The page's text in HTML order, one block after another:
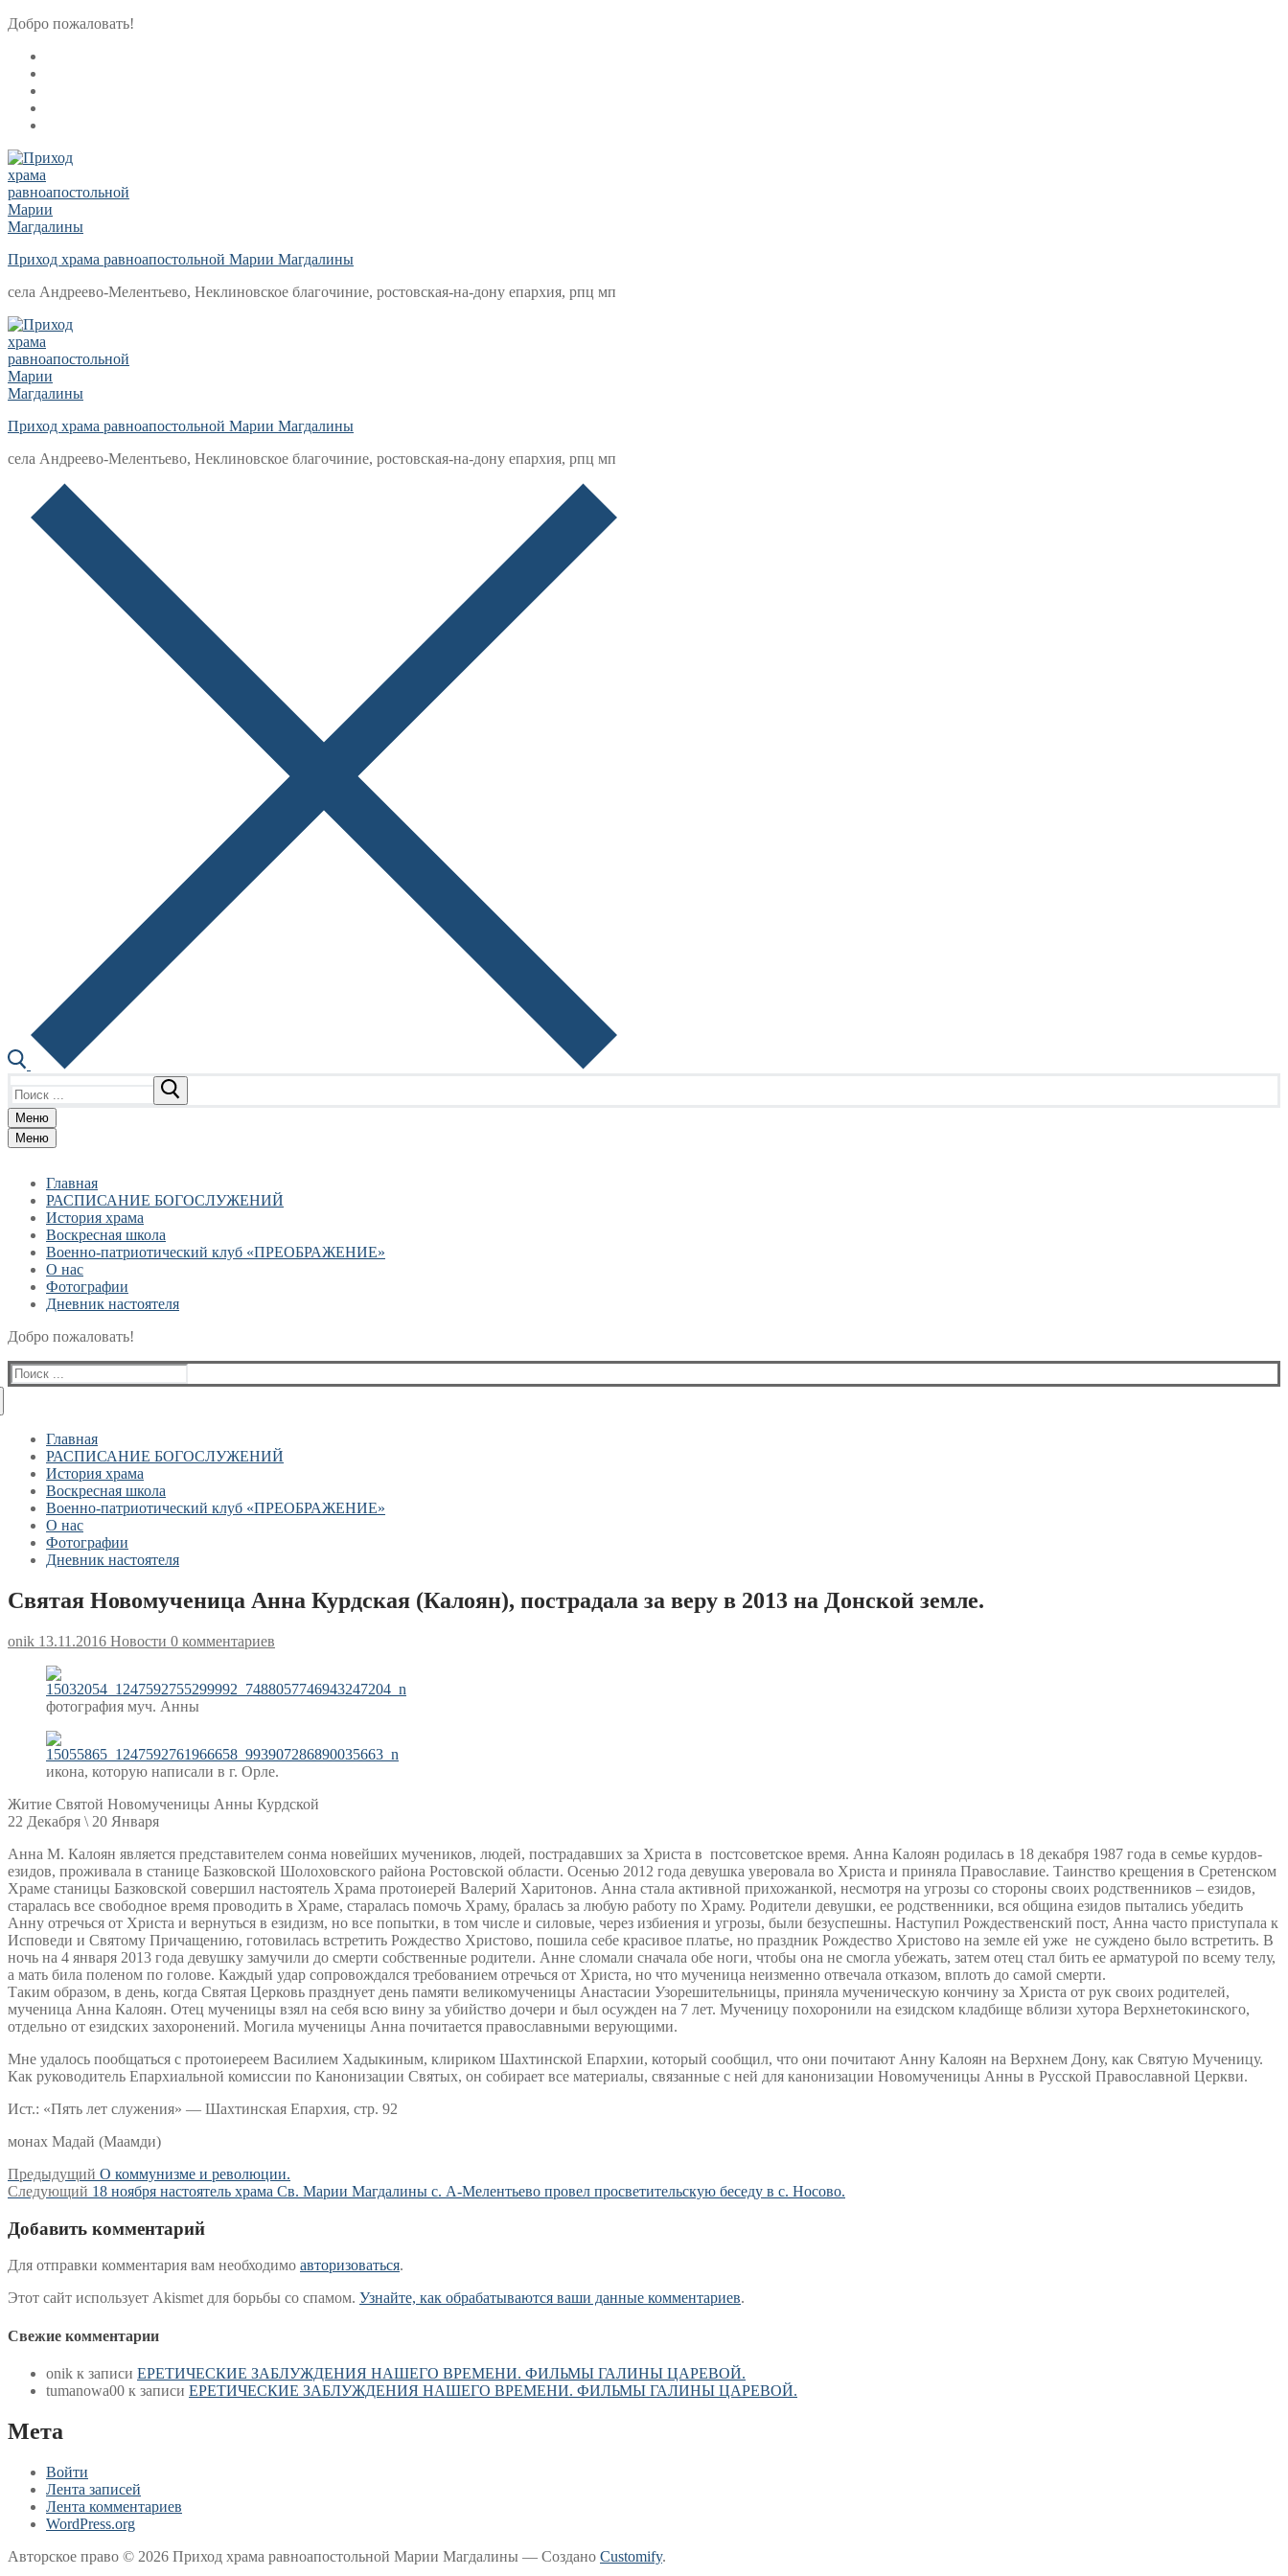
Перейти
содержимому
Меню
Закрыть
Добро пожаловать!
Приход храма равноапостольной Марии Магдалины
села Андреево-Мелентьево, Неклиновское благочиние, ростовская-на-дону епархия, рпц мп
Приход храма равноапостольной Марии Магдалины
села Андреево-Мелентьево, Неклиновское благочиние, ростовская-на-дону епархия, рпц мп
Меню
Меню
Главная
РАСПИСАНИЕ БОГОСЛУЖЕНИЙ
История храма
Воскресная школа
Военно-патриотический клуб «ПРЕОБРАЖЕНИЕ»
О нас
Фотографии
Дневник настоятеля
Добро пожаловать!
Найти:
Главная
РАСПИСАНИЕ БОГОСЛУЖЕНИЙ
История храма
Воскресная школа
Военно-патриотический клуб «ПРЕОБРАЖЕНИЕ»
О нас
Фотографии
Дневник настоятеля
Святая Новомученица Анна Курдская (Калоян), пострадала за веру в 2013 на Донской земле.
onik 13.11.2016 Новости 0 комментариев
фотография муч. Анны
икона, которую написали в г. Орле.
Житие Святой Новомученицы Анны Курдской
22 Декабря \ 20 Января
Анна М. Калоян является представителем сонма новейших мучеников, людей, пострадавших за Христа в постсоветское время. Анна Калоян родилась в 18 декабря 1987 года в семье курдов-
езидов, проживала в станице Базковской Шолоховского района Ростовской области. Осенью 2012 года девушка уверовала во Христа и приняла Православие. Таинство крещения в Сретенском
Храме станицы Базковской совершил настоятель Храма протоиерей Валерий Харитонов. Анна стала активной прихожанкой, несмотря на угрозы со стороны своих родственников – езидов,
старалась все свободное время проводить в Храме, старалась помочь Храму, бралась за любую работу по Храму. Родители девушки, ее родственники, вся община езидов пытались убедить
Анну отречься от Христа и вернуться в езидизм, но все попытки, в том числе и силовые, через избиения и угрозы, были безуспешны. Наступил Рождественский пост, Анна часто приступала к
Исповеди и Святому Причащению, готовилась встретить Рождество Христово, пошила себе красивое платье, но праздник Рождество Христово на земле ей уже не суждено было встретить. В
ночь на 4 января 2013 года девушку замучили до смерти собственные родители. Анне сломали сначала обе ноги, чтобы она не смогла убежать, затем отец стал бить ее арматурой по всему телу,
а мать била поленом по голове. Каждый удар сопровождался требованием отречься от Христа, но что мученица неизменно отвечала отказом, вплоть до самой смерти.
Таким образом, в день, когда Святая Церковь празднует день памяти великомученицы Анастасии Узорешительницы, приняла мученическую кончину за Христа от рук своих родителей,
мученица Анна Калоян. Отец мученицы взял на себя всю вину за убийство дочери и был осужден на 7 лет. Мученицу похоронили на езидском кладбище вблизи хутора Верхнетокинского,
отдельно от езидских захоронений. Могила мученицы Анна почитается православными верующими.
Мне удалось пообщаться с протоиереем Василием Хадыкиным, клириком Шахтинской Епархии, который сообщил, что они почитают Анну Калоян на Верхнем Дону, как Святую Мученицу.
Как руководитель Епархиальной комиссии по Канонизации Святых, он собирает все материалы, связанные с ней для канонизации Новомученицы Анны в Русской Православной Церкви.
Ист.: «Пять лет служения» — Шахтинская Епархия, стр. 92
монах Мадай (Маамди)
Навигация
по
записям
Предыдущий Предыдущая
запись:
О коммунизме и революции.
Следующий Следующая
18 ноября настоятель храма Св. Марии Магдалины с. А-Мелентьево провел просветительскую беседу в с. Носово.
Добавить комментарий
Для отправки комментария вам необходимо авторизоваться.
Этот сайт использует Akismet для борьбы со спамом. Узнайте, как обрабатываются ваши данные комментариев.
Свежие комментарии
onik к записи ЕРЕТИЧЕСКИЕ ЗАБЛУЖДЕНИЯ НАШЕГО ВРЕМЕНИ. ФИЛЬМЫ ГАЛИНЫ ЦАРЕВОЙ.
tumanowa00 к записи ЕРЕТИЧЕСКИЕ ЗАБЛУЖДЕНИЯ НАШЕГО ВРЕМЕНИ. ФИЛЬМЫ ГАЛИНЫ ЦАРЕВОЙ.
Мета
Войти
Лента записей
Лента комментариев
WordPress.org
Авторское право © 2026 Приход храма равноапостольной Марии Магдалины — Создано Customify.